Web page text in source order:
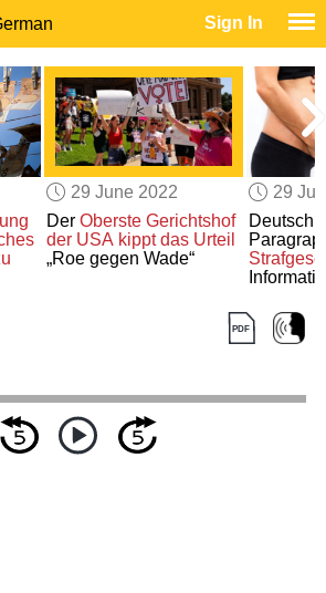
Sign In
29 June 2022
Der Oberste Gerichtshof
der USA kippt das Urteil
„Roe gegen Wade“
29
hat